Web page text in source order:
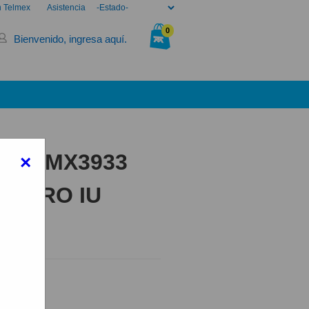
×
Asistencia
Telmex
0
Bienvenido, ingresa aquí.
RMX3933
IU